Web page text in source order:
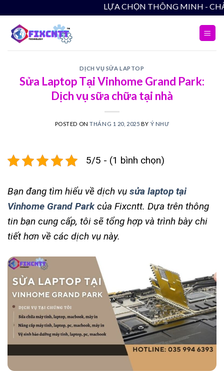
to
content
LỰA CHỌN THÔNG MINH - CHẤT LƯỢNG
DỊCH VỤ SỬA LAPTOP
Sửa Laptop Tại Vinhome Grand Park:
Dịch vụ sữa chữa tại nhà
POSTED ONTHÁNG 1 20, 2025 BY Ý NHƯ
5/5 - (1 bình chọn)
Bạn đang tìm hiểu về dịch vụ sửa laptop tại
Vinhome Grand Parkcủa Fixcntt. Dựa trên thông
tin bạn cung cấp, tôi sẽ tổng hợp và trình bày chi
tiết hơn về các dịch vụ này.